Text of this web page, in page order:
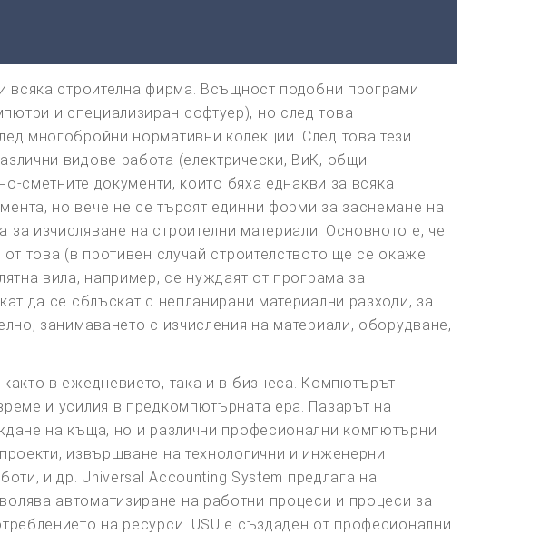
всяка строителна фирма. Всъщност подобни програми
и специализиран софтуер), но след това
многобройни нормативни колекции. След това тези
видове работа (електрически, ВиК, общи
сметните документи, които бяха еднакви за всяка
но вече не се търсят единни форми за заснемане на
изчисляване на строителни материали. Основното е, че
това (в противен случай строителството ще се окаже
вила, например, се нуждаят от програма за
да се сблъскат с непланирани материални разходи, за
занимаването с изчисления на материали, оборудване,
в ежедневието, така и в бизнеса. Компютърът
и усилия в предкомпютърната ера. Пазарът на
на къща, но и различни професионални компютърни
извършване на технологични и инженерни
и др. Universal Accounting System предлага на
автоматизиране на работни процеси и процеси за
на ресурси. USU е създаден от професионални